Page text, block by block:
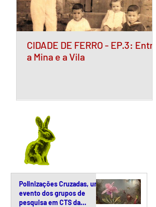
CIDADE DE FERRO - EP.3: Entre
a Mina e a Vila
Polinizações Cruzadas, um
evento dos grupos de
pesquisa em CTS da